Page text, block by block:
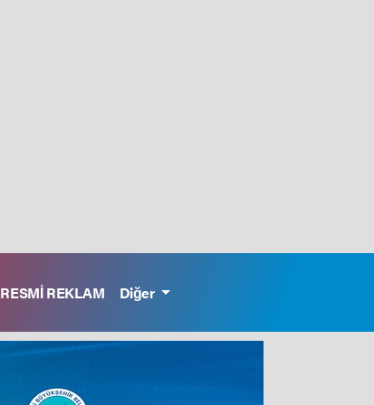
RESMİ REKLAM Diğer